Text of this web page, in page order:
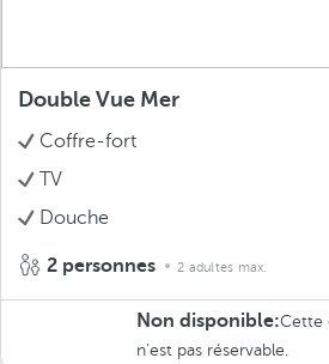
Double Vue Mer
Coffre-fort
TV
Douche
2 personnes 2 adultes max.
Non disponible:Cette
n’est pas réservable.